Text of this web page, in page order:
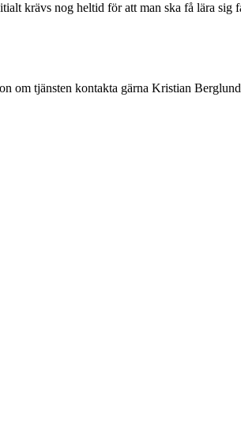
krävs nog heltid för att man ska få lära sig
om tjänsten kontakta gärna Kristian